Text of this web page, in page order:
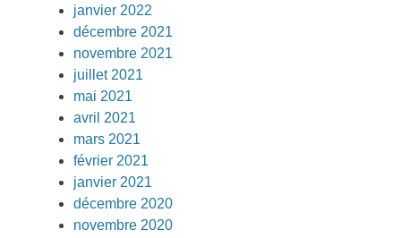
janvier 2022
décembre 2021
novembre 2021
juillet 2021
mai 2021
avril 2021
mars 2021
février 2021
janvier 2021
décembre 2020
novembre 2020